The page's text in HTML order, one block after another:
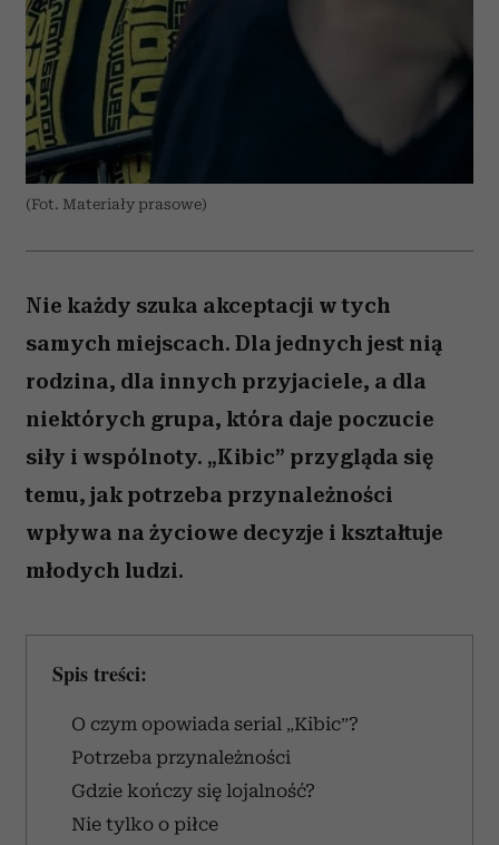
(Fot. Materiały prasowe)
Nie każdy szuka akceptacji w tych
samych miejscach. Dla jednych jest nią
rodzina, dla innych przyjaciele, a dla
niektórych grupa, która daje poczucie
siły i wspólnoty. „Kibic” przygląda się
temu, jak potrzeba przynależności
wpływa na życiowe decyzje i kształtuje
młodych ludzi.
Spis treści:
O czym opowiada serial „Kibic”?
Potrzeba przynależności
Gdzie kończy się lojalność?
Nie tylko o piłce